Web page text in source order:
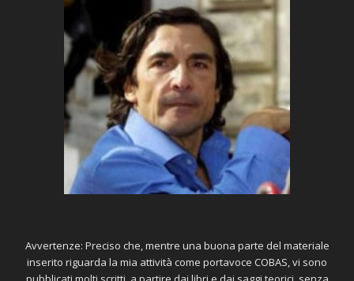
Avvertenze: Preciso che, mentre una buona parte del materiale
inserito riguarda la mia attività come portavoce COBAS, vi sono